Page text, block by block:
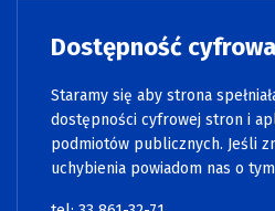
Dostępność cyfrowa
Staramy się aby strona
dostępności cyfrowej stron i
podmiotów publicznych. Jeśli
uchybienia powiadom nas o